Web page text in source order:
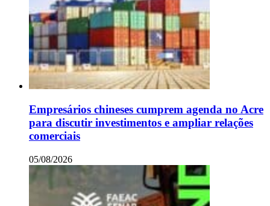
Empresários chineses cumprem agenda no Acre
para discutir investimentos e ampliar relações
comerciais
05/08/2026